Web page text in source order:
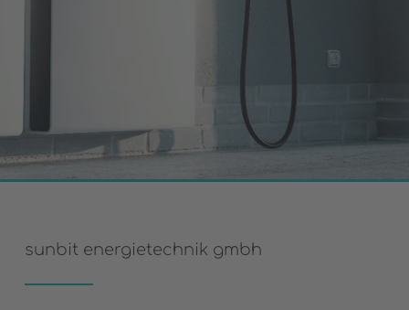
sunbit energietechnik gmbh